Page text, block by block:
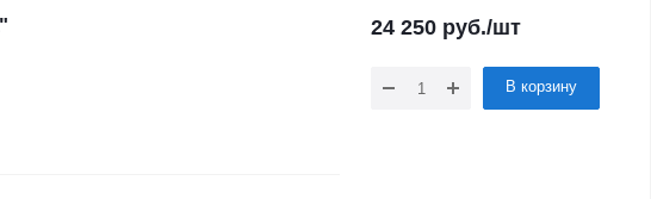
24 250 руб./шт
В корзину